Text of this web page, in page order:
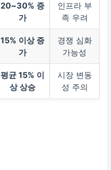
20~30% 증
가
인프라 부
족 우려
15% 이상 증
가
경쟁 심화
가능성
평균 15% 이
상 상승
시장 변동
성 주의